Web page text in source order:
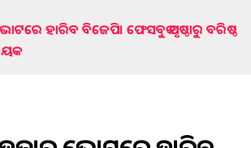
ହାରିବ ବିଜେପି। ଫେସବୁକ ପୃଷ୍ଠାରୁ ବରିଷ୍ଠ